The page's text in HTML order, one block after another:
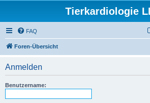
Tierkardiologie
FAQ
Foren-Übersicht
Anmelden
Benutzername: